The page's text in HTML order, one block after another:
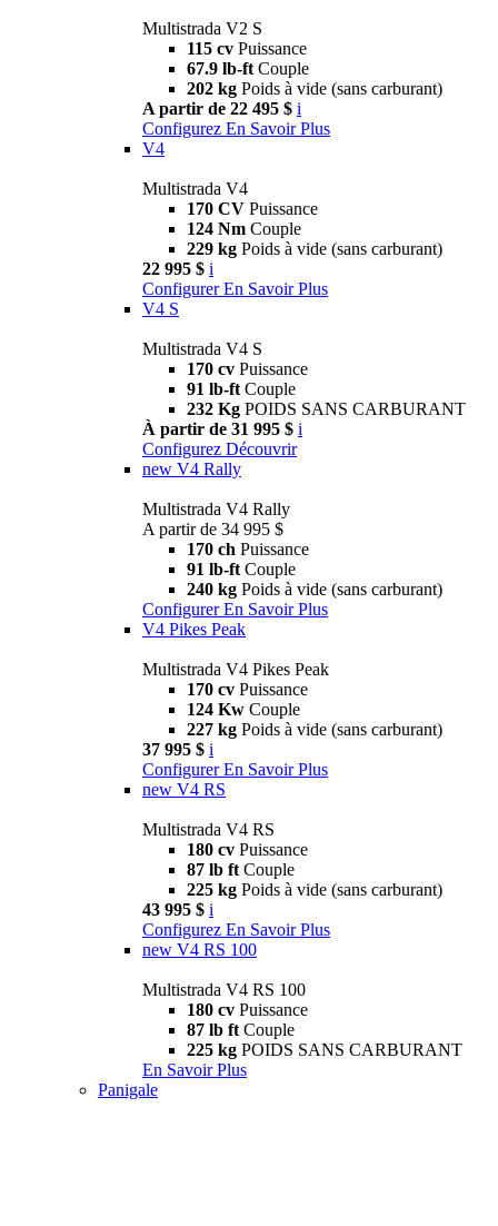
Multistrada V2 S
115 cv Puissance
67.9 lb-ft Couple
202 kg Poids à vide (sans carburant)
A partir de 22 495 $ i
Configurez En Savoir Plus
V4
Multistrada V4
170 CV Puissance
124 Nm Couple
229 kg Poids à vide (sans carburant)
22 995 $ i
Configurer En Savoir Plus
V4 S
Multistrada V4 S
170 cv Puissance
91 lb-ft Couple
232 Kg POIDS SANS CARBURANT
À partir de 31 995 $ i
Configurez Découvrir
new V4 Rally
Multistrada V4 Rally
A partir de 34 995 $
170 ch Puissance
91 lb-ft Couple
240 kg Poids à vide (sans carburant)
Configurer En Savoir Plus
V4 Pikes Peak
Multistrada V4 Pikes Peak
170 cv Puissance
124 Kw Couple
227 kg Poids à vide (sans carburant)
37 995 $ i
Configurer En Savoir Plus
new V4 RS
Multistrada V4 RS
180 cv Puissance
87 lb ft Couple
225 kg Poids à vide (sans carburant)
43 995 $ i
Configurez En Savoir Plus
new V4 RS 100
Multistrada V4 RS 100
180 cv Puissance
87 lb ft Couple
225 kg POIDS SANS CARBURANT
En Savoir Plus
Panigale